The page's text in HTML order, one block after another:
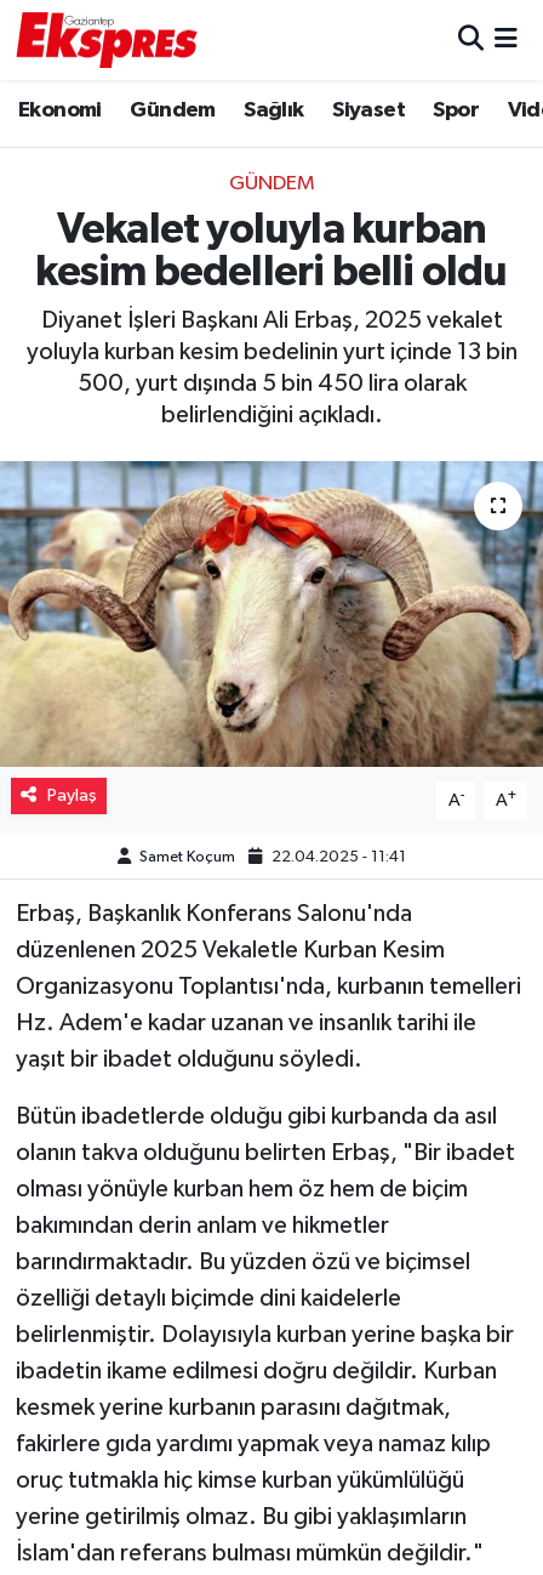
Ekonomi Gündem Sağlık Siyaset Spor
GÜNDEM
Vekalet yoluyla kurban
kesim bedelleri belli oldu
Diyanet İşleri Başkanı Ali Erbaş, 2025 vekalet
yoluyla kurban kesim bedelinin yurt içinde 13 bin
500, yurt dışında 5 bin 450 lira olarak
belirlendiğini açıkladı.
Paylaş A- A+
Samet Koçum 22.04.2025 - 11:41
Erbaş, Başkanlık Konferans Salonu'nda
düzenlenen 2025 Vekaletle Kurban Kesim
Organizasyonu Toplantısı'nda, kurbanın temelleri
Hz. Adem'e kadar uzanan ve insanlık tarihi ile
yaşıt bir ibadet olduğunu söyledi.
Bütün ibadetlerde olduğu gibi kurbanda da asıl
olanın takva olduğunu belirten Erbaş, "Bir ibadet
olması yönüyle kurban hem öz hem de biçim
bakımından derin anlam ve hikmetler
barındırmaktadır. Bu yüzden özü ve biçimsel
özelliği detaylı biçimde dini kaidelerle
belirlenmiştir. Dolayısıyla kurban yerine başka bir
ibadetin ikame edilmesi doğru değildir. Kurban
kesmek yerine kurbanın parasını dağıtmak,
fakirlere gıda yardımı yapmak veya namaz kılıp
oruç tutmakla hiç kimse kurban yükümlülüğü
yerine getirilmiş olmaz. Bu gibi yaklaşımların
İslam'dan referans bulması mümkün değildir."
Ekonomi
Gaziantep son dakika
Genel
Gündem
Haberler
Kültür Sanat
Magazin
Müzik
Piyasa
Resmi İlanlar
Sağlık
Spor
Teknoloji
Video Haber
Yaşam
Yeme-İçme
Yemek
Trafik Durumu
Puan Durumu ve Fikstür
Tüm Manşetler
Son Dakika Haberleri
Haber Arşivi